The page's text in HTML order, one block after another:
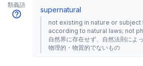
類義語
supernatural
not existing in nature or subject
according to natural laws; not
自然界に存在せず、自然法則によ
物理的・物質的でないもの